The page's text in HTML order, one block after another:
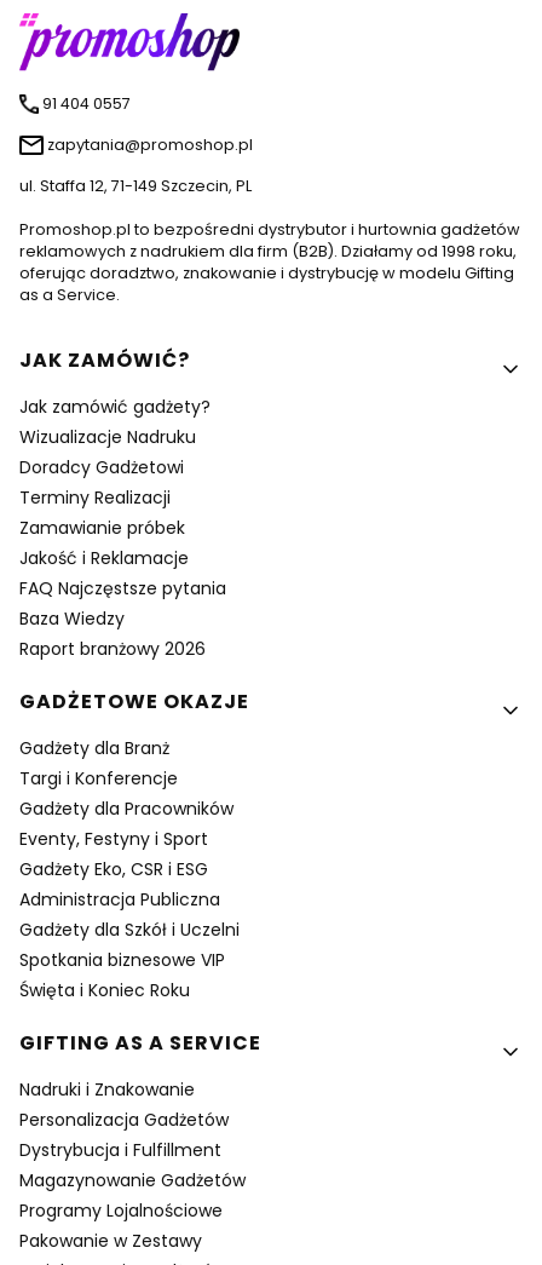
91 404 0557
zapytania@promoshop.pl
ul. Staffa 12, 71-149 Szczecin, PL
Promoshop.pl to bezpośredni dystrybutor i hurtownia gadżetów
reklamowych z nadrukiem dla firm (B2B). Działamy od 1998 roku,
oferując doradztwo, znakowanie i dystrybucję w modelu Gifting
as a Service.
Linki w stopce
JAK ZAMÓWIĆ?
Jak zamówić gadżety?
Wizualizacje Nadruku
Doradcy Gadżetowi
Terminy Realizacji
Zamawianie próbek
Jakość i Reklamacje
FAQ Najczęstsze pytania
Baza Wiedzy
Raport branżowy 2026
GADŻETOWE OKAZJE
Gadżety dla Branż
Targi i Konferencje
Gadżety dla Pracowników
Eventy, Festyny i Sport
Gadżety Eko, CSR i ESG
Administracja Publiczna
Gadżety dla Szkół i Uczelni
Spotkania biznesowe VIP
Święta i Koniec Roku
GIFTING AS A SERVICE
Nadruki i Znakowanie
Personalizacja Gadżetów
Dystrybucja i Fulfillment
Magazynowanie Gadżetów
Programy Lojalnościowe
Pakowanie w Zestawy